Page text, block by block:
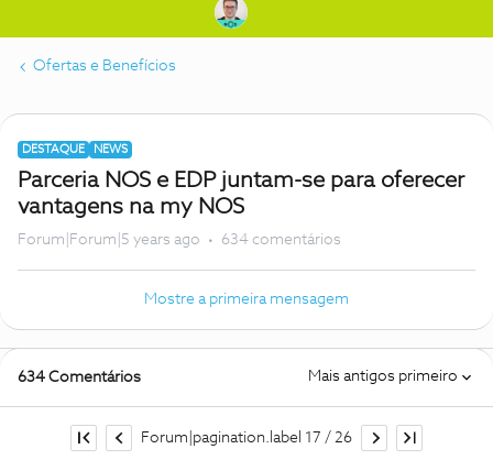
Ofertas e Benefícios
DESTAQUE NEWS
Parceria NOS e EDP juntam-se para oferecer
vantagens na my NOS
Forum|Forum|5 years ago 634 comentários
Mostre a primeira mensagem
634 Comentários Mais antigos primeiro
Forum|pagination.label 17 / 26